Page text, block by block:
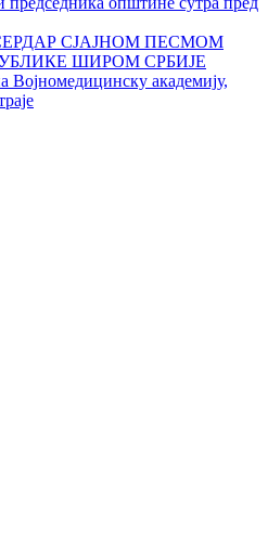
СЈАЈНОМ ПЕСМОМ
ШИРОМ СРБИЈЕ
Војномедицинску академију,